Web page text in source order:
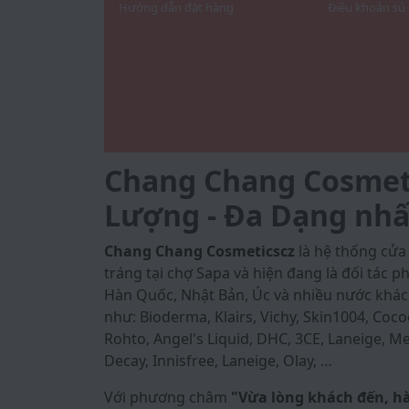
Chang Chang
Lượng - Đa Dạng
Chang Chang Cosmeticscz là hệ thống
tráng tại chợ Sapa và hiện đang là đối tác
Hàn Quốc, Nhật Bản, Úc và nhiều nước
như: Bioderma, Klairs, Vichy, Skin1004,
Rohto, Angel's Liquid, DHC, 3CE, Laneige,
Decay, Innisfree, Laneige, Olay, …
Với phương châm "Vừa lòng khách đến,